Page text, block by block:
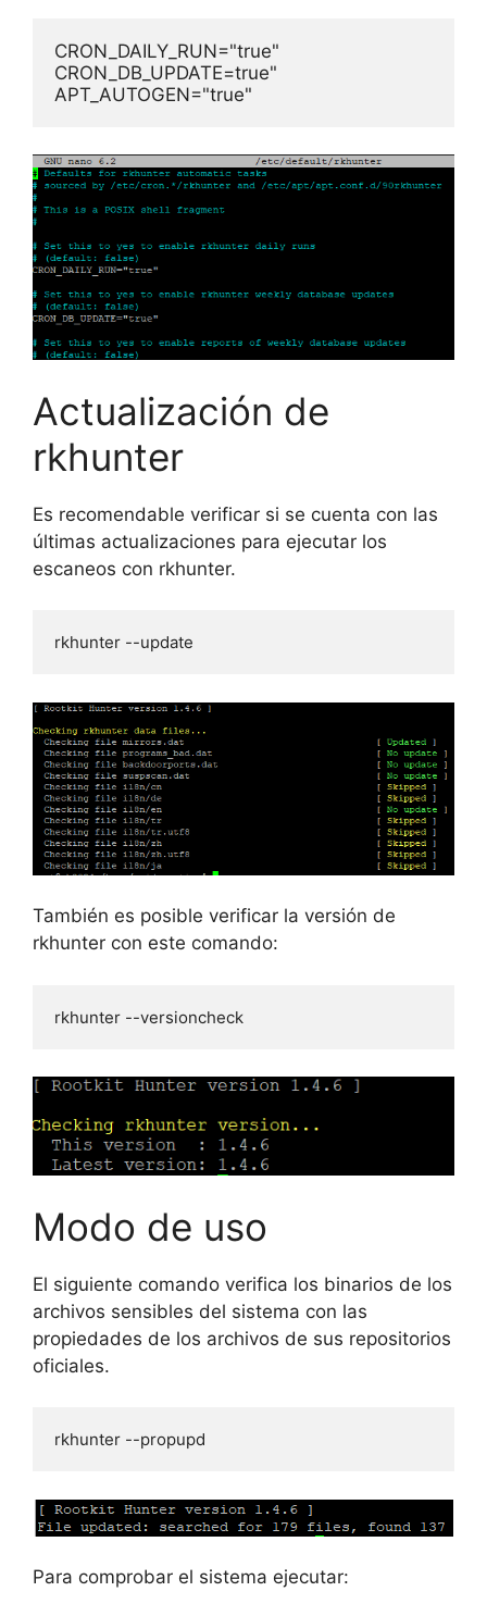
CRON_DAILY_RUN="true"
CRON_DB_UPDATE=true"
APT_AUTOGEN="true"
Actualización de
rkhunter
Es recomendable verificar si se cuenta con las
últimas actualizaciones para ejecutar los
escaneos con rkhunter.
rkhunter --update
También es posible verificar la versión de
rkhunter con este comando:
rkhunter --versioncheck
Modo de uso
El siguiente comando verifica los binarios de los
archivos sensibles del sistema con las
propiedades de los archivos de sus repositorios
oficiales.
rkhunter --propupd
Para comprobar el sistema ejecutar: